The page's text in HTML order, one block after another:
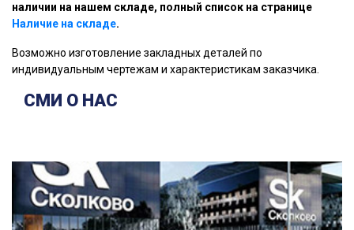
наличии на нашем складе, полный список на странице
Наличие на складе.
Возможно изготовление закладных деталей по
индивидуальным чертежам и характеристикам заказчика.
СМИ О НАС